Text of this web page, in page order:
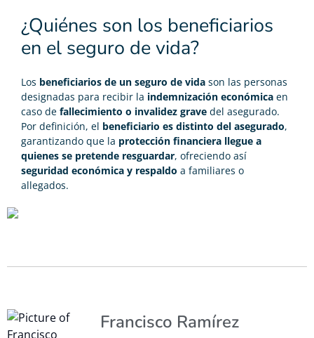
¿Quiénes son los beneficiarios
en el seguro de vida?
Los beneficiarios de un seguro de vida son las personas
designadas para recibir la indemnización económica en
caso de fallecimiento o invalidez grave del asegurado.
Por definición, el beneficiario es distinto del asegurado,
garantizando que la protección financiera llegue a
quienes se pretende resguardar, ofreciendo así
seguridad económica y respaldo a familiares o
allegados.
Francisco Ramírez